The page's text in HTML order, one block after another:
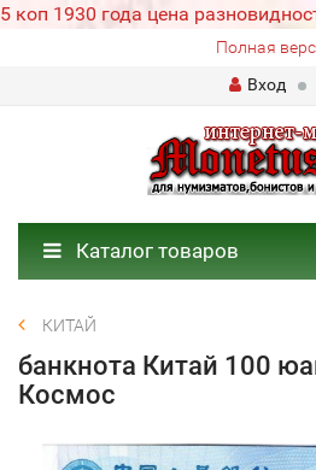
5 коп 1930 года цена
Полная
Вход
Каталог товаров
КИТАЙ
банкнота Китай 100
Космос